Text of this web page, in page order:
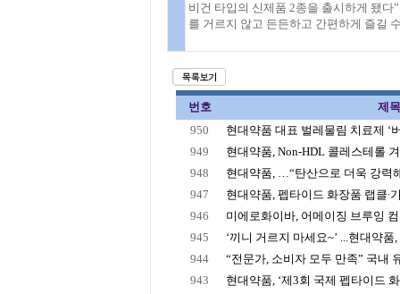
비건 타입의 신제품 2종을 출시하게 됐
를 거르지 않고 든든하고 간편하게 즐길
번호
제목
950
현대약품 대표 벌레물림 치료제 ‘
949
현대약품, Non-HDL 콜레스테롤
948
현대약품, …“탄산으로 더욱 강력
947
현대약품, 펩타이드 화장품 랩클∙
946
미에로화이바, 어메이징 브루잉
945
‘끼니 거르지 마세요~’ ...현대약품
944
“전문가, 소비자 모두 만족” 국내
943
현대약품, ‘제3회 국제 펩타이드